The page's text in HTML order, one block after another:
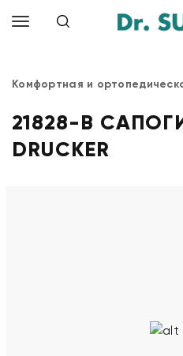
Комфортная и
21828-B
DRUCKER